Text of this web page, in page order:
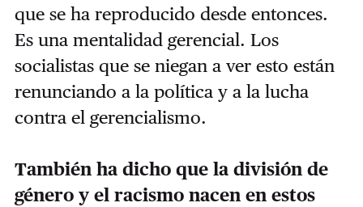
que se ha reproducido desde entonces.
Es una mentalidad gerencial. Los
socialistas que se niegan a ver esto están
renunciando a la política y a la lucha
contra el gerencialismo.
También ha dicho que la división de
género y el racismo nacen en estos